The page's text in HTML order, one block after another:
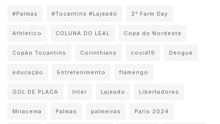
#Palmas #Tocantins #Lajeado 2° Farm Day
Athletico COLUNA DO LEAL Copa do Nordeste
Copão Tocantins Corinthians covid19 Dengue
educação Entretenimento flamengo
GOL DE PLACA Inter Lajeado Libertadores
Miracema Palmas palmeiras Paris 2024